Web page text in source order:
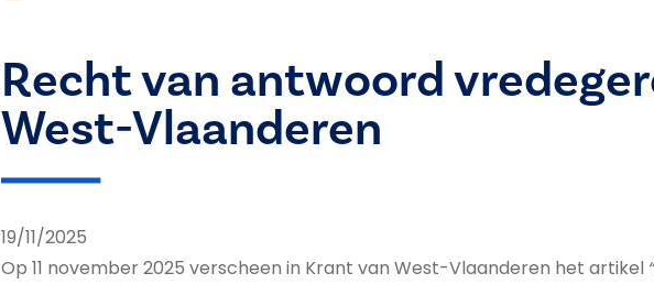
Recht van antwoord
West-Vlaanderen
19/11/2025
Op 11 november 2025 verscheen in Krant van West-Vlaanderen het artikel